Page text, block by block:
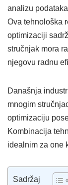
analizu
Ova tehnološka
optimizaciji
stručnjak mora
njegovu radnu
Današnja
mnogim
optimizaciju
Kombinacija
idealnim za one
Sadržaj